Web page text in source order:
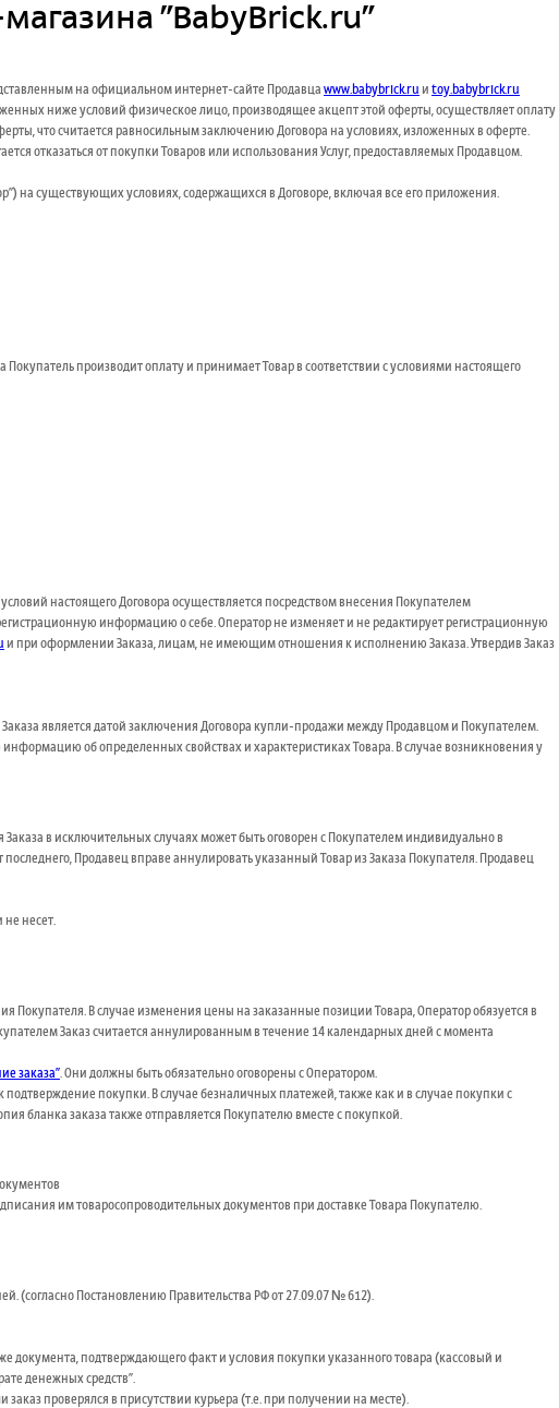
"BabyBrick.ru"
на официальном интернет-сайте Продавца www.babybrick.ru и toy.babybrick.ru
ниже условий физическое лицо, производящее акцепт этой оферты, осуществляет оплату
что считается равносильным заключению Договора на условиях, изложенных в оферте.
отказаться от покупки Товаров или использования Услуг, предоставляемых Продавцом.
на существующих условиях, содержащихся в Договоре, включая все его приложения.
Покупатель производит оплату и принимает Товар в соответствии с условиями настоящего
настоящего Договора осуществляется посредством внесения Покупателем
информацию о себе. Оператор не изменяет и не редактирует регистрационную
и при оформлении Заказа, лицам, не имеющим отношения к исполнению Заказа. Утвердив Заказ
является датой заключения Договора купли-продажи между Продавцом и Покупателем.
об определенных свойствах и характеристиках Товара. В случае возникновения у
в исключительных случаях может быть оговорен с Покупателем индивидуально в
Продавец вправе аннулировать указанный Товар из Заказа Покупателя. Продавец
несет.
Покупателя. В случае изменения цены на заказанные позиции Товара, Оператор обязуется в
Заказ считается аннулированным в течение 14 календарных дней с момента
заказа". Они должны быть обязательно оговорены с Оператором.
покупки. В случае безналичных платежей, также как и в случае покупки с
бланка заказа также отправляется Покупателю вместе с покупкой.
им товаросопроводительных документов при доставке Товара Покупателю.
(согласно Постановлению Правительства РФ от 27.09.07 № 612).
документа, подтверждающего факт и условия покупки указанного товара (кассовый и
денежных средств".
проверялся в присутствии курьера (т.е. при получении на месте).